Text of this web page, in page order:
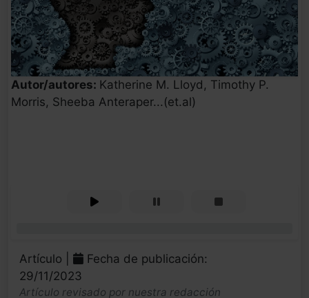
Autor/autores: Katherine M. Lloyd, Timothy P.
Morris, Sheeba Anteraper...(et.al)
Artículo |
Fecha de publicación:
29/11/2023
Artículo revisado por nuestra redacción